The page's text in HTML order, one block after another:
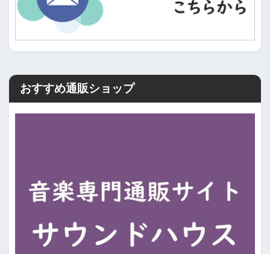
おすすめ通販ショップ